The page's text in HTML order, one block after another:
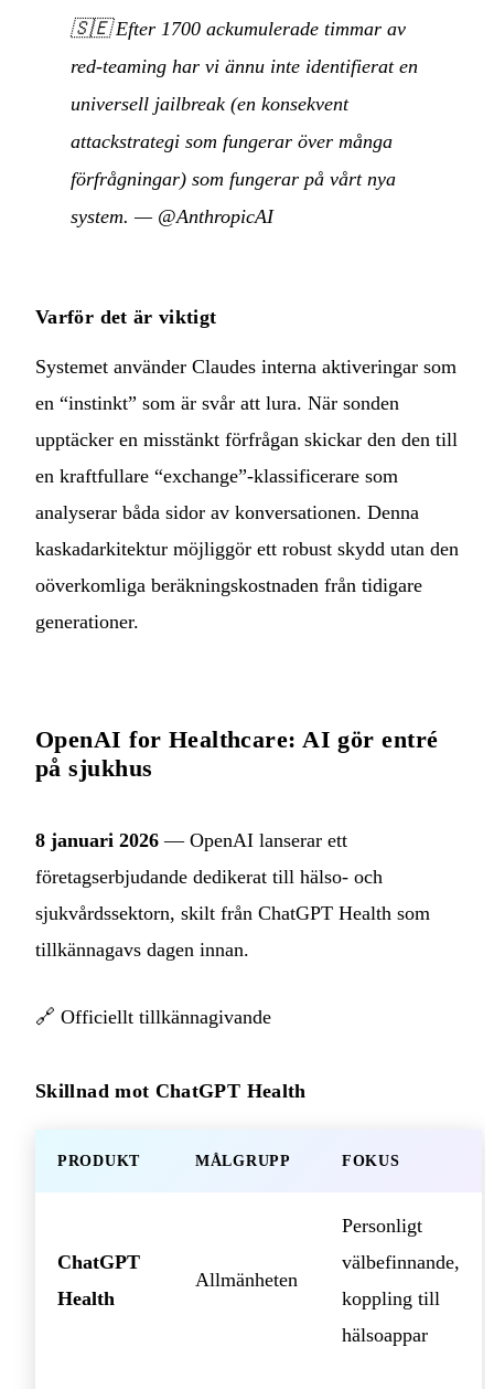
🇸🇪Efter 1700 ackumulerade timmar av
red-teaming har vi ännu inte identifierat en
universell jailbreak (en konsekvent
attackstrategi som fungerar över många
förfrågningar) som fungerar på vårt nya
system. — @AnthropicAI
Varför det är viktigt
Systemet använder Claudes interna aktiveringar som
en “instinkt” som är svår att lura. När sonden
upptäcker en misstänkt förfrågan skickar den den till
en kraftfullare “exchange”-klassificerare som
analyserar båda sidor av konversationen. Denna
kaskadarkitektur möjliggör ett robust skydd utan den
oöverkomliga beräkningskostnaden från tidigare
generationer.
OpenAI for Healthcare: AI gör entré
på sjukhus
8 januari 2026 — OpenAI lanserar ett
företagserbjudande dedikerat till hälso- och
sjukvårdssektorn, skilt från ChatGPT Health som
tillkännagavs dagen innan.
🔗 Officiellt tillkännagivande
Skillnad mot ChatGPT Health
PRODUKT MÅLGRUPP FOKUS
ChatGPT
Health
Allmänheten
Personligt
välbefinnande,
koppling till
hälsoappar